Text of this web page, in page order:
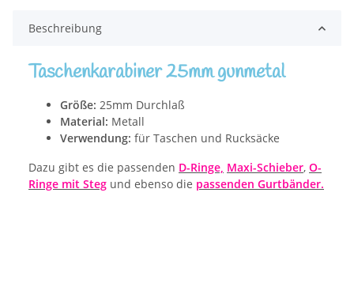
Beschreibung
Taschenkarabiner 25mm gunmetal
Größe: 25mm Durchlaß
Material: Metall
Verwendung: für Taschen und Rucksäcke
Dazu gibt es die passenden D-Ringe, Maxi-Schieber, O-
Ringe mit Steg und ebenso die passenden Gurtbänder.